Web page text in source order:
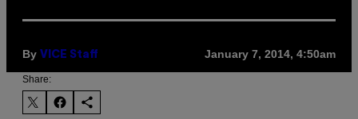
By VICE Staff January 7, 2014, 4:50am
Share: